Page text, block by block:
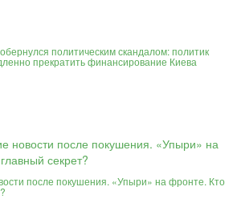
политическим скандалом: политик
прекратить финансирование Киева
после покушения. «Упыри» на фронте. Кто